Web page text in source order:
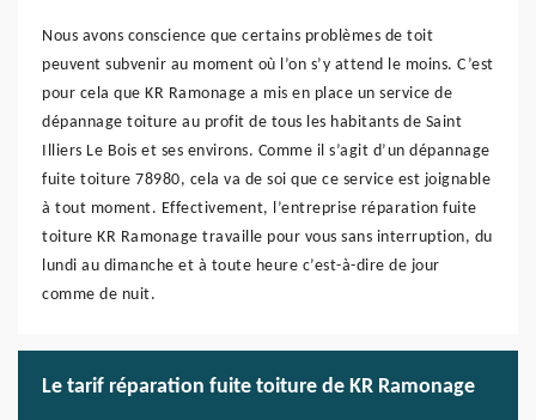
Nous avons conscience que certains problèmes de toit
peuvent subvenir au moment où l’on s’y attend le moins. C’est
pour cela que KR Ramonage a mis en place un service de
dépannage toiture au profit de tous les habitants de Saint
Illiers Le Bois et ses environs. Comme il s’agit d’un dépannage
fuite toiture 78980, cela va de soi que ce service est joignable
à tout moment. Effectivement, l’entreprise réparation fuite
toiture KR Ramonage travaille pour vous sans interruption, du
lundi au dimanche et à toute heure c’est-à-dire de jour
comme de nuit.
Le tarif réparation fuite toiture de KR Ramonage